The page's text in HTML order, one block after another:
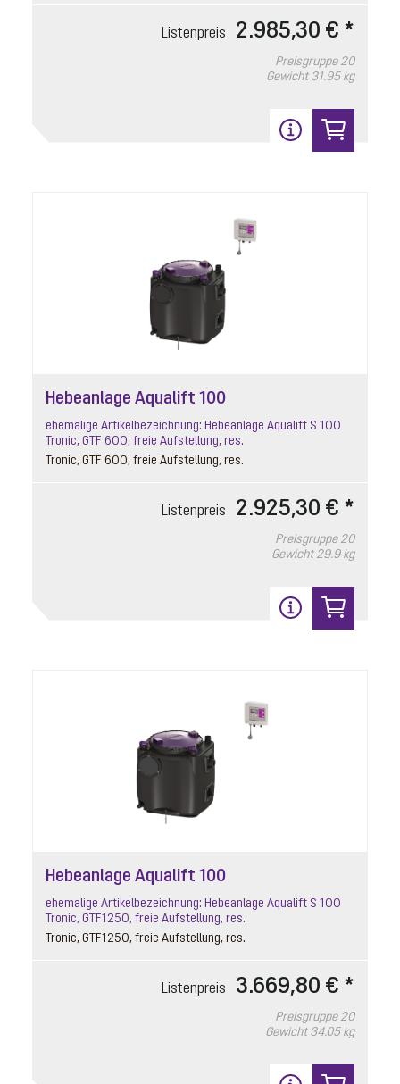
Listenpreis 2.985,30 € *
Preisgruppe 20
Gewicht 31.95 kg
Hebeanlage Aqualift 100
ehemalige Artikelbezeichnung: Hebeanlage Aqualift S 100
Tronic, GTF 600, freie Aufstellung, res.
Tronic, GTF 600, freie Aufstellung, res.
Listenpreis 2.925,30 € *
Preisgruppe 20
Gewicht 29.9 kg
Hebeanlage Aqualift 100
ehemalige Artikelbezeichnung: Hebeanlage Aqualift S 100
Tronic, GTF1250, freie Aufstellung, res.
Tronic, GTF1250, freie Aufstellung, res.
Listenpreis 3.669,80 € *
Preisgruppe 20
Gewicht 34.05 kg